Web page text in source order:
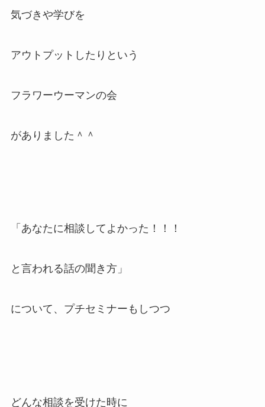
気づきや学びを
アウトプットしたりという
フラワーウーマンの会
がありました＾＾
「あなたに相談してよかった！！！
と言われる話の聞き方」
について、プチセミナーもしつつ
どんな相談を受けた時に